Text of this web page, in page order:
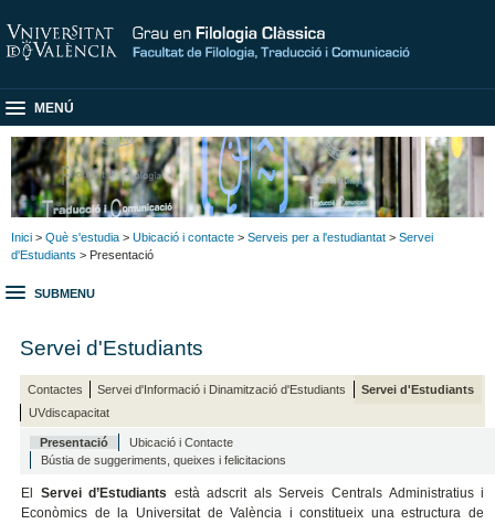
MENÚ
Inici > Què s'estudia > Ubicació i contacte > Serveis per a l'estudiantat > Servei
d'Estudiants > Presentació
SUBMENU
Servei d'Estudiants
Contactes Servei d'Informació i Dinamització d'Estudiants
Servei d'Estudiants
UVdiscapacitat
Presentació
Ubicació i Contacte
Bústia de suggeriments, queixes i felicitacions
El Servei d’Estudiants està adscrit als Serveis Centrals Administratius i
Econòmics de la Universitat de València i constitueix una estructura de